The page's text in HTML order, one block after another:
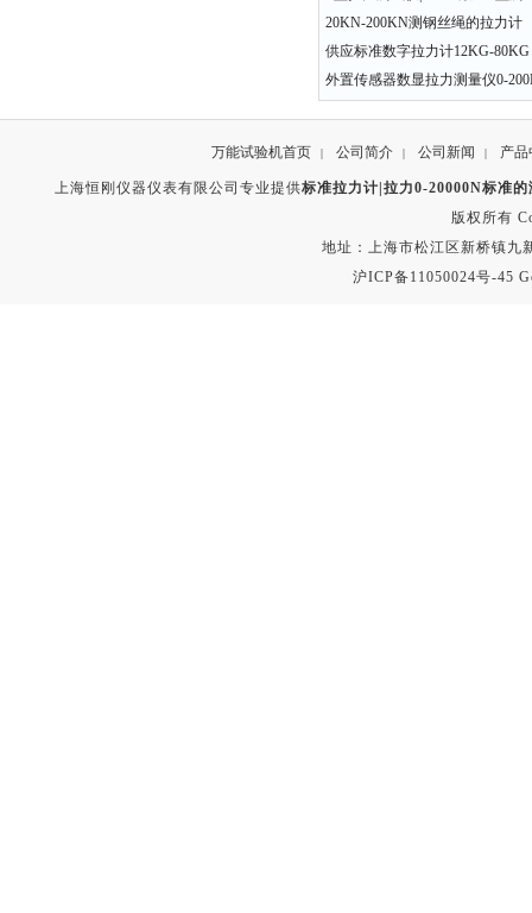
20KN-200KN测钢丝绳的拉力计
供应标准数字拉力计12KG-80KG
外置传感器数显拉力测量仪0-
万能试验机首页 | 公司简介 | 公司新闻 | 产品
上海恒刚仪器仪表有限公司专业提供标准拉力计|拉力0-20000N标准的
版权所有
地址：上海市松江区新桥镇九
沪ICP备11050024号-45